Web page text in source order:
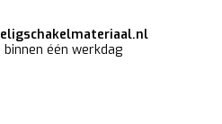
één werkdag